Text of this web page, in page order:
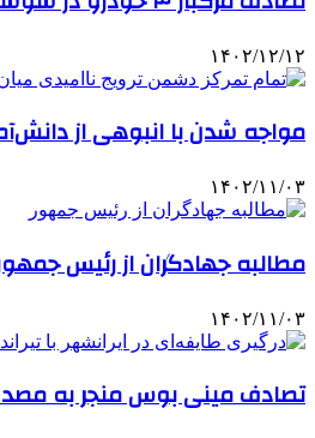
۱۴۰۲/۱۲/۱۲
مواجه شدن با انبوهی از
۱۴۰۲/۱۱/۰۳
مطالبه جهادگران از رئیس
۱۴۰۲/۱۱/۰۳
تصادف مینی بوس منجر به مصدومیت ۱۰ دانش‌آموز